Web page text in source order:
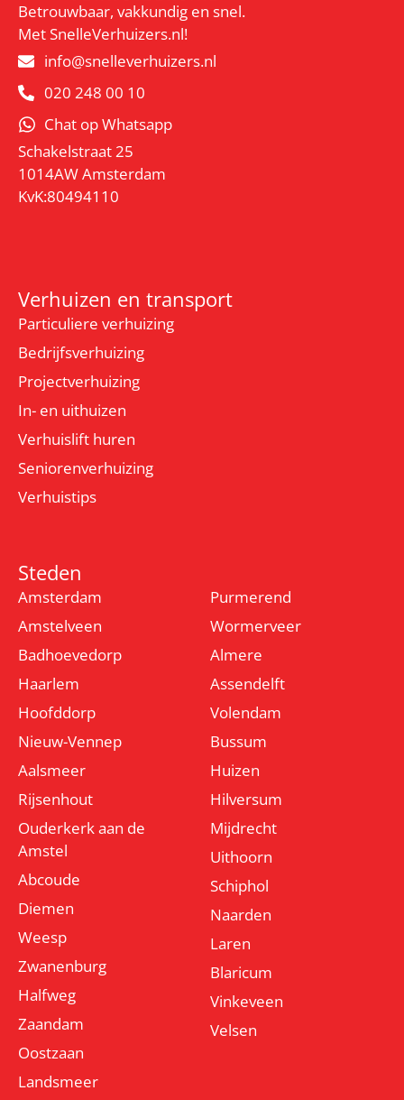
Betrouwbaar, vakkundig en snel.
Met SnelleVerhuizers.nl!
info@snelleverhuizers.nl
020 248 00 10
Chat op Whatsapp
Schakelstraat 25
1014AW Amsterdam
KvK:80494110
Verhuizen en transport
Particuliere verhuizing
Bedrijfsverhuizing
Projectverhuizing
In- en uithuizen
Verhuislift huren
Seniorenverhuizing
Verhuistips
Steden
Amsterdam
Amstelveen
Badhoevedorp
Haarlem
Hoofddorp
Nieuw-Vennep
Aalsmeer
Rijsenhout
Ouderkerk aan de
Amstel
Abcoude
Diemen
Weesp
Zwanenburg
Halfweg
Zaandam
Oostzaan
Landsmeer
Purmerend
Wormerveer
Almere
Assendelft
Volendam
Bussum
Huizen
Hilversum
Mijdrecht
Uithoorn
Schiphol
Naarden
Laren
Blaricum
Vinkeveen
Velsen